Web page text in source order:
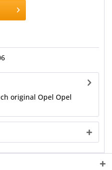
original Opel Opel